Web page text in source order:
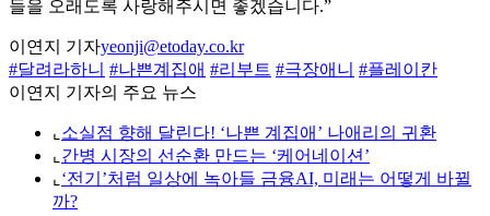
들을 오래도록 사랑해주시면 좋겠습니다.”
이연지 기자yeonji@etoday.co.kr
#달려라하니 #나쁜계집애 #리부트 #극장애니 #플레이칸
이연지 기자의 주요 뉴스
⌞ 소실점 향해 달린다! ‘나쁜 계집애’ 나애리의 귀환
⌞ 간병 시장의 선순환 만드는 ‘케어네이션’
⌞ ‘전기’처럼 일상에 녹아들 금융AI, 미래는 어떻게 바뀔
까?